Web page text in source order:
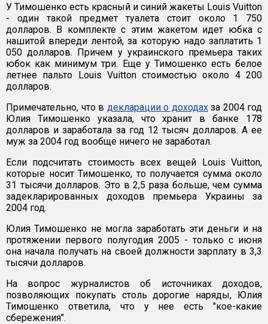
У Тимошенко есть красный и синий жакеты Louis Vuitton
- один такой предмет туалета стоит около 1 750
долларов. В комплекте с этим жакетом идет юбка с
нашитой впереди лентой, за которую надо заплатить 1
050 долларов. Причем у украинского премьера таких
юбок как минимум три. Еще у Тимошенко есть белое
летнее пальто Louis Vuitton стоимостью около 4 200
долларов.
Примечательно, что в декларации о доходахза 2004 год
Юлия Тимошенко указала, что хранит в банке 178
долларов и заработала за год 12 тысяч долларов. А ее
муж за 2004 год вообще ничего не заработал.
Если подсчитать стоимость всех вещей Louis Vuitton,
которые носит Тимошенко, то получается сумма около
31 тысячи долларов. Это в 2,5 раза больше, чем сумма
задекларированных доходов премьера Украины за
2004 год.
Юлия Тимошенко не могла заработать эти деньги и на
протяжении первого полугодия 2005 - только с июня
она начала получать на своей должности зарплату в 3,3
тысячи долларов.
На вопрос журналистов об источниках доходов,
позволяющих покупать столь дорогие наряды, Юлия
Тимошенко ответила, что у нее есть "кое-какие
сбережения".